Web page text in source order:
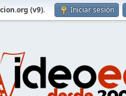
(v9). Iniciar sesión